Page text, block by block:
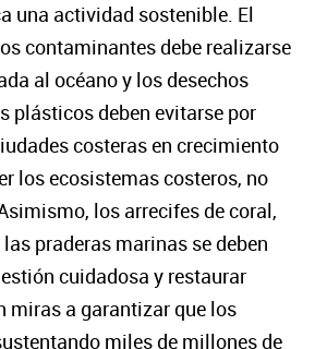
una actividad sostenible. El
contaminantes debe realizarse
al océano y los desechos
plásticos deben evitarse por
costeras en crecimiento
los ecosistemas costeros, no
los arrecifes de coral,
praderas marinas se deben
cuidadosa y restaurar
miras a garantizar que los
miles de millones de